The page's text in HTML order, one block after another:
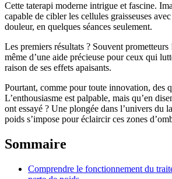
Cette taterapi moderne intrigue et fascine.
capable de cibler les cellules graisseuses
douleur, en quelques séances seulement.
Les premiers résultats ? Souvent
même d’une aide précieuse pour ceux qui
raison de ses effets apaisants.
Pourtant, comme pour toute innovation, des
L’enthousiasme est palpable, mais qu’en
ont essayé ? Une plongée dans l’univers du
poids s’impose pour éclaircir ces zones
Sommaire
Comprendre le fonctionnement du